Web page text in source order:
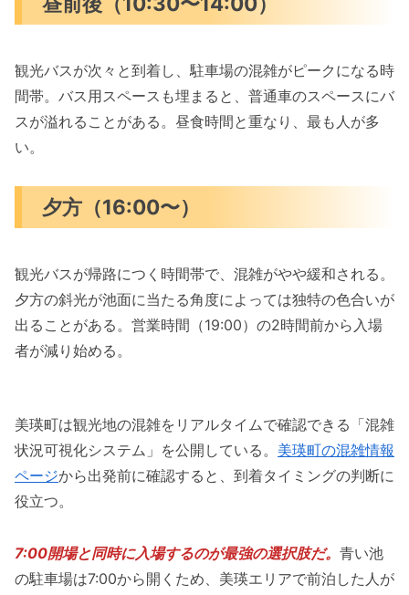
観光バスが次々と到着し、駐車場の混雑がピークになる時
間帯。バス用スペースも埋まると、普通車のスペースにバ
スが溢れることがある。昼食時間と重なり、最も人が多
い。
夕方（16:00〜）
観光バスが帰路につく時間帯で、混雑がやや緩和される。
夕方の斜光が池面に当たる角度によっては独特の色合いが
出ることがある。営業時間（19:00）の2時間前から入場
者が減り始める。
美瑛町は観光地の混雑をリアルタイムで確認できる「混雑
状況可視化システム」を公開している。 美瑛町の混雑情報
ページから出発前に確認すると、到着タイミングの判断に
役立つ。
7:00開場と同時に入場するのが最強の選択肢だ。 青い池
の駐車場は7:00から開くため、美瑛エリアで前泊した人が